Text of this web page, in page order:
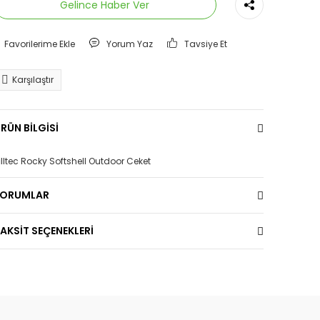
Gelince Haber Ver
Yorum Yaz Tavsiye Et
Karşılaştır
BİLGİSİ
Rocky Softshell Outdoor Ceket
SEÇENEKLERİ